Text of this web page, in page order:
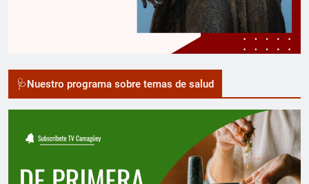
🩺Nuestro programa sobre temas de salud